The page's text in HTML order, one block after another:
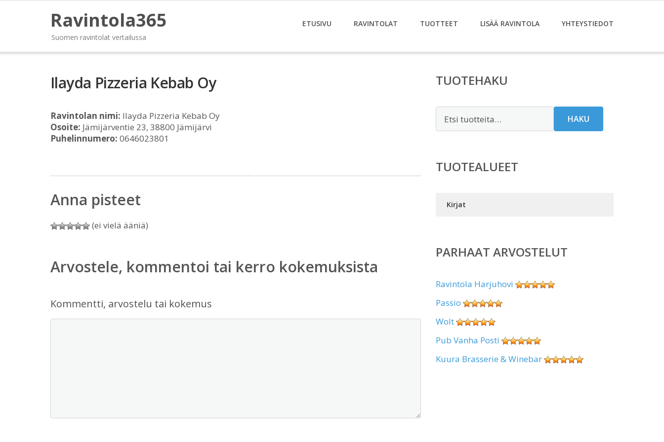
Ravintola365
Suomen ravintolat vertailussa
ETUSIVU RAVINTOLAT TUOTTEET LISÄÄ RAVINTOLA YHTEYSTIEDOT
Ilayda Pizzeria Kebab Oy
Ravintolan nimi: Ilayda Pizzeria Kebab Oy
Osoite: Jämijärventie 23, 38800 Jämijärvi
Puhelinnumero: 0646023801
Anna pisteet
(ei vielä ääniä)
Arvostele, kommentoi tai kerro kokemuksista
Kommentti, arvostelu tai kokemus
TUOTEHAKU
HAKU
TUOTEALUEET
Kirjat
PARHAAT ARVOSTELUT
Ravintola Harjuhovi
Passio
Wolt
Pub Vanha Posti
Kuura Brasserie & Winebar